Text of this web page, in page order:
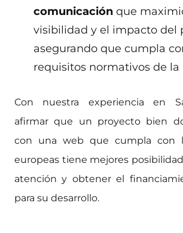
comunicación que
visibilidad y el impacto del
asegurando que cumpla
requisitos normativos de la
Con nuestra experiencia en
afirmar que un proyecto bien
con una web que cumpla con
europeas tiene mejores
atención y obtener el
para su desarrollo.